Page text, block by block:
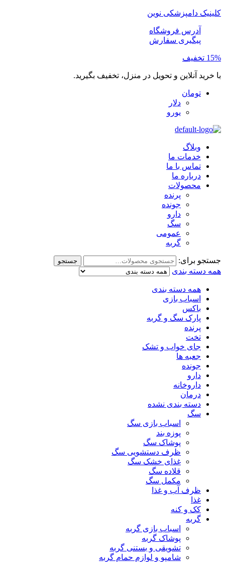
کلینیک دامپزشکی نوین
آدرس فروشگاه
پیگیری سفارش
15% تخفیف
با خرید آنلاین و تحویل در منزل، تخفیف بگیرید.
تومان
دلار
یورو
وبلاگ
خدمات ما
تماس با ما
درباره ما
محصولات
پرنده
جونده
دارو
سگ
عمومی
گربه
جستجو برای: جستجو
همه دسته بندی
همه دسته بندی
اسباب بازی
باکس
پارک سگ و گربه
پرنده
تخت
جای خواب و تشک
جعبه ها
جونده
دارو
داروخانه
درمان
دسته بندی نشده
سگ
اسباب بازی سگ
پوزه بند
پوشاک سگ
ظرف دستشویی سگ
غذای خشک سگ
قلاده سگ
مکمل سگ
ظرف آب و غذا
غذا
کک و کنه
گربه
اسباب بازی گربه
پوشاک گربه
تشویقی و بستنی گربه
شامپو و لوازم حمام گربه